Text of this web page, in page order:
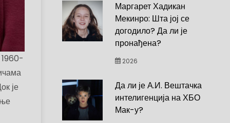
је
Маргарет Хадикан
Мекинро: Шта јој се
догодило? Да ли је
пронађена?
2026
Да ли је А.И. Вештачка
интелигенција на ХБО
Мак-у?